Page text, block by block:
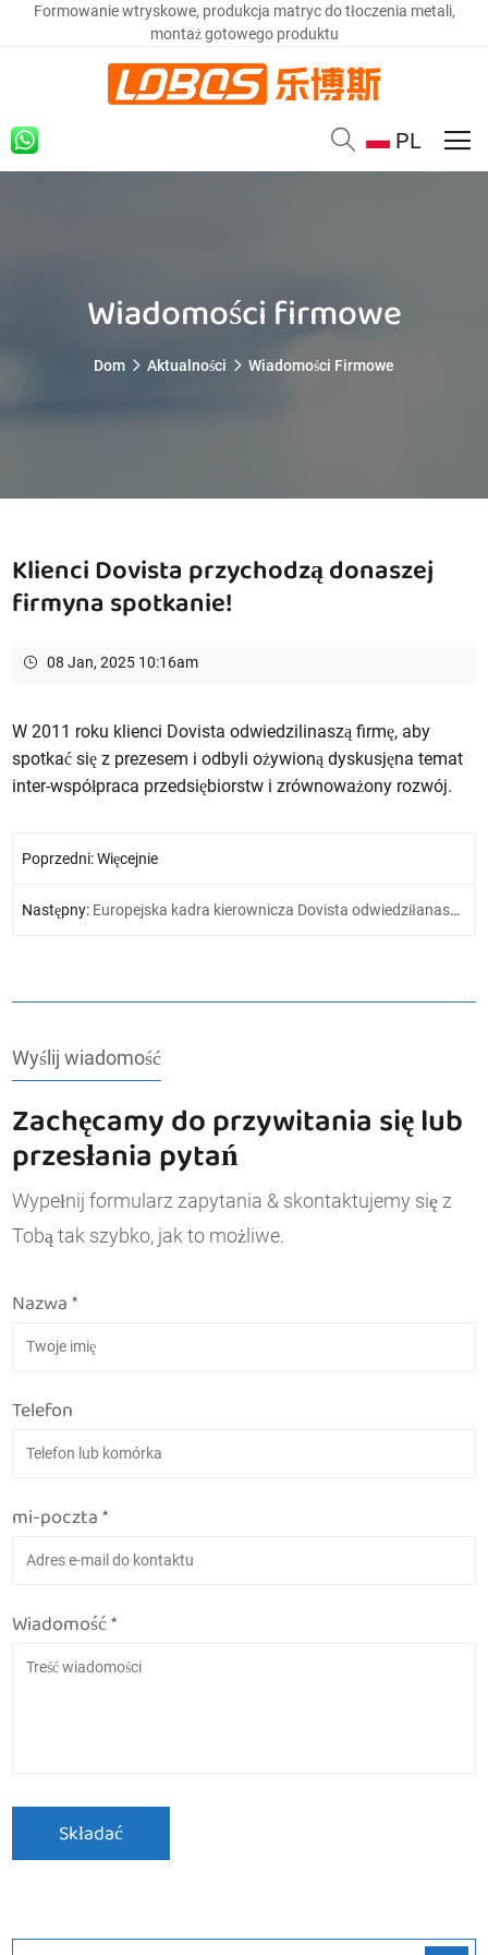
Formowanie wtryskowe, produkcja matryc do tłoczenia metali,
montaż gotowego produktu
PL
Wiadomości firmowe
Dom Aktualności Wiadomości Firmowe
Klienci Dovista przychodzą donaszej
firmyna spotkanie!
08 Jan, 2025 10:16am
W 2011 roku klienci Dovista odwiedzilinaszą firmę, aby
spotkać się z prezesem i odbyli ożywioną dyskusjęna temat
inter-współpraca przedsiębiorstw i zrównoważony rozwój.
Poprzedni: Więcejnie
Następny: Europejska kadra kierownicza Dovista odwiedziłanaszą firmę!
Wyślij wiadomość
Zachęcamy do przywitania się lub
przesłania pytań
Wypełnij formularz zapytania & skontaktujemy się z
Tobą tak szybko, jak to możliwe.
Nazwa *
Telefon
mi-poczta *
Wiadomość *